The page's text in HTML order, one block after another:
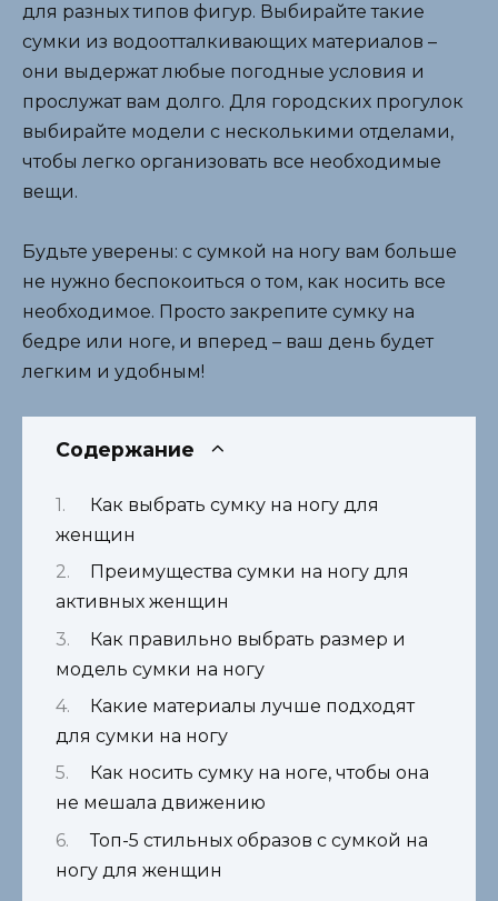
для разных типов фигур. Выбирайте такие
сумки из водоотталкивающих материалов –
они выдержат любые погодные условия и
прослужат вам долго. Для городских прогулок
выбирайте модели с несколькими отделами,
чтобы легко организовать все необходимые
вещи.
Будьте уверены: с сумкой на ногу вам больше
не нужно беспокоиться о том, как носить все
необходимое. Просто закрепите сумку на
бедре или ноге, и вперед – ваш день будет
легким и удобным!
Содержание
Как выбрать сумку на ногу для
женщин
Преимущества сумки на ногу для
активных женщин
Как правильно выбрать размер и
модель сумки на ногу
Какие материалы лучше подходят
для сумки на ногу
Как носить сумку на ноге, чтобы она
не мешала движению
Топ-5 стильных образов с сумкой на
ногу для женщин